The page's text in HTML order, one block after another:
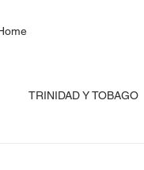
TRINIDAD Y TOBAGO